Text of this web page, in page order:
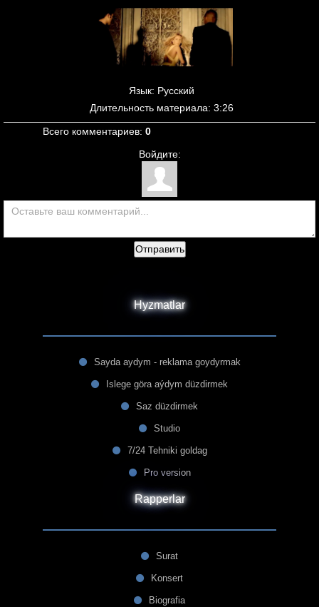
Язык: Русский
Длительность материала: 3:26
Всего комментариев: 0
Войдите:
Отправить
Hyzmatlar
Sayda aydym - reklama goydyrmak
Islege göra aýdym düzdirmek
Saz düzdirmek
Studio
7/24 Tehniki goldag
Pro version
Rapperlar
Surat
Konsert
Biografia